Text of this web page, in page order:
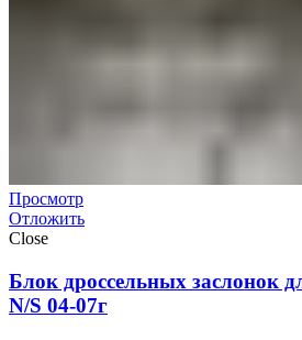
Просмотр
Отложить
Close
Блок дроссельных заслонок
N/S 04-07г